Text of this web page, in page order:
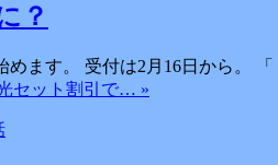
？
ます。 受付は2月16日から。
セット割引で… »